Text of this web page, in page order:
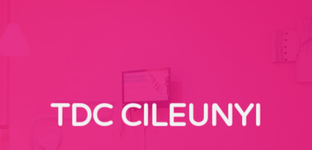
TDC CILEUNYI